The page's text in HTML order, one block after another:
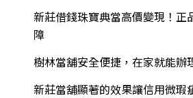
新莊借錢珠寶典當高價變現！正
障
樹林當舖安全便捷，在家就能辦
新莊當舖顯著的效果讓信用微瑕